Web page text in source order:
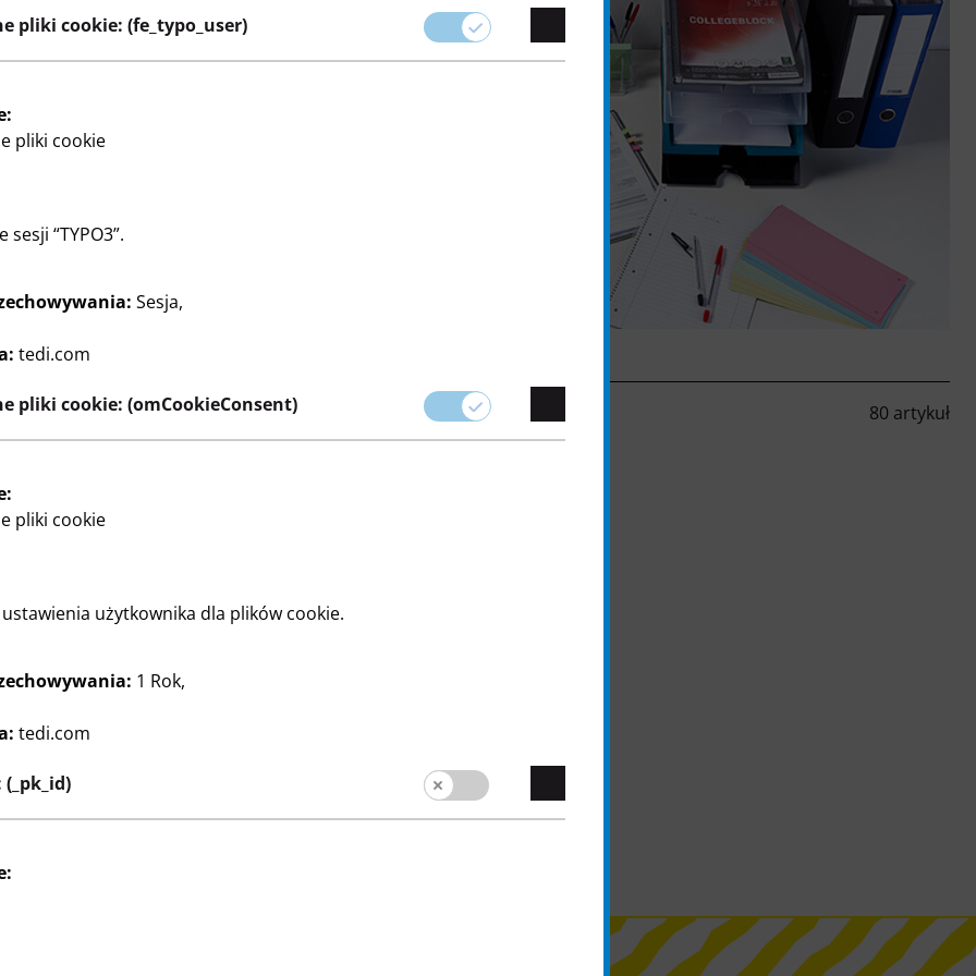
organizacyjne, które
Klej Malować
80 artykuł
pliki cookie: (fe_typo_user)
pliki cookie
sesji “TYPO3”.
Sesja,
tedi.com
pliki cookie: (omCookieConsent)
pliki cookie
użytkownika dla plików cookie.
1 Rok,
tedi.com